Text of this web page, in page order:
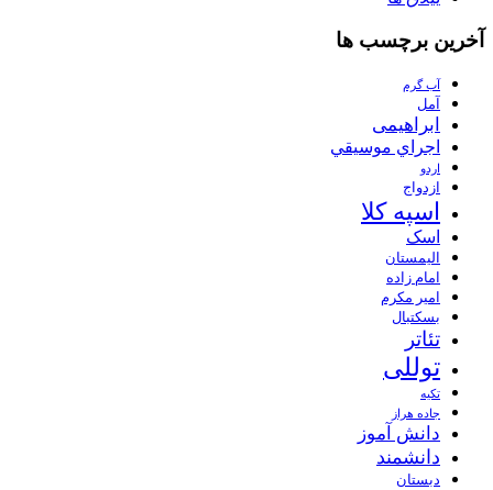
آخرین برچسب ها
آب گرم
آمل
ابراهیمی
اجراي موسيقي
اردو
ازدواج
اسپه کلا
اسک
الیمستان
امام زاده
امیر مکرم
بسکتبال
تئاتر
توللی
تکیه
جاده هراز
دانش آموز
دانشمند
دبستان